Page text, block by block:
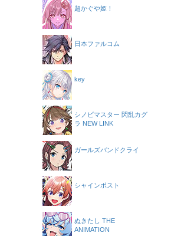
超かぐや姫！
日本ファルコム
key
シノビマスター 閃乱カグ
ラ NEW LINK
ガールズバンドクライ
シャインポスト
ぬきたし THE
ANIMATION